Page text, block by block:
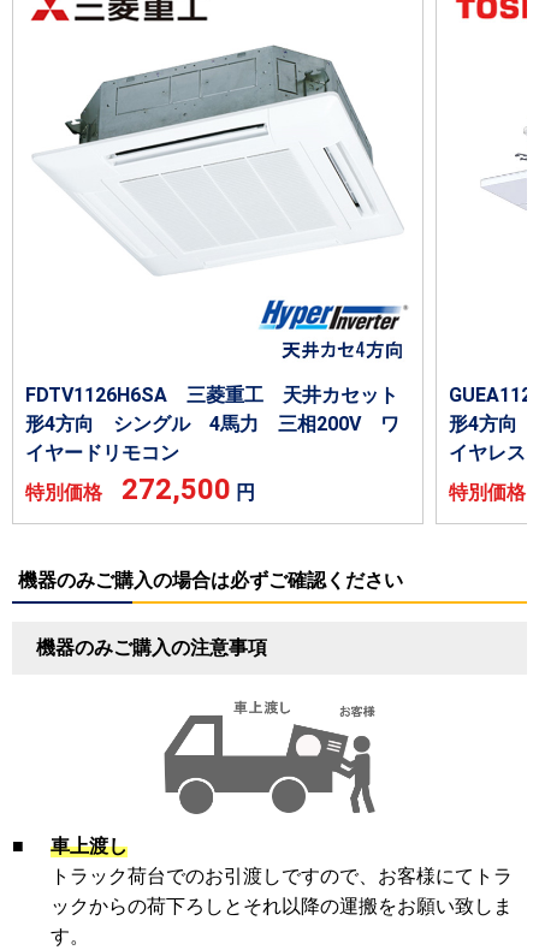
FDTV1126H6SA 三菱重工 天井カセット
形4方向 シングル 4馬力 三相200V ワ
イヤードリモコン
特別価格 272,500 円
形4方向
イヤレス
特別価
機器のみご購入の場合は必ずご確認ください
機器のみご購入の注意事項
■
車上渡し
トラック荷台でのお引渡しですので、お客様にてトラ
ックからの荷下ろしとそれ以降の運搬をお願い致しま
す。